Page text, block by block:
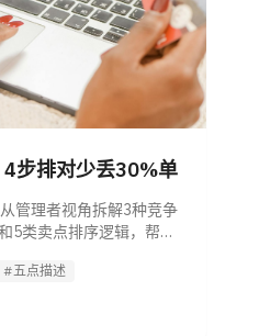
步排对少丢30%单
管理者视角拆解3种竞争
5类卖点排序逻辑，帮你
#五点描述